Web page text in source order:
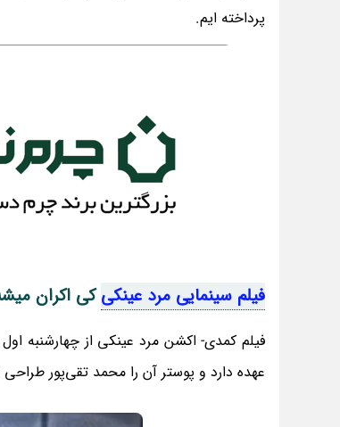
پرداخته ایم.
فیلم سینمایی مرد عینکیکی اکران
فیلم کمدی- اکشن مرد عینکی از چهارشنبه
عهده دارد و پوستر آن را محمد تقی‌پور